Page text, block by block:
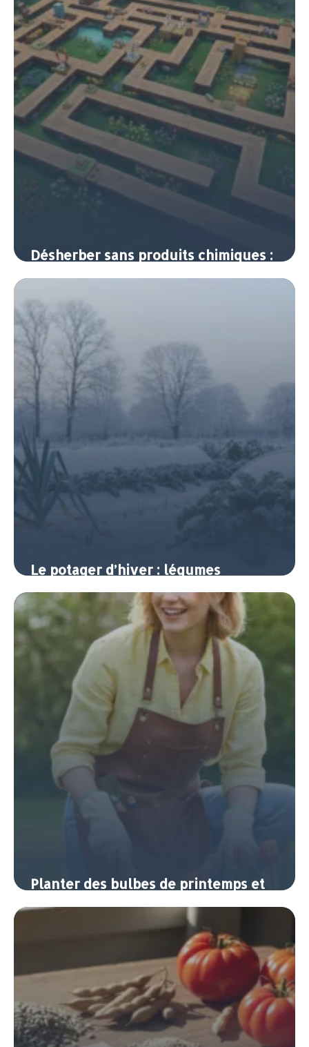
Désherber sans produits chimiques :
méthodes naturelles efficaces
8 juin 2026
Le potager d’hiver : légumes
rustiques et protection contre le
froid
8 juin 2026
Planter des bulbes de printemps et
d’automne pour fleurir toute l’année